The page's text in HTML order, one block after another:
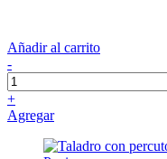
Añadir al carrito
-
+
Agregar